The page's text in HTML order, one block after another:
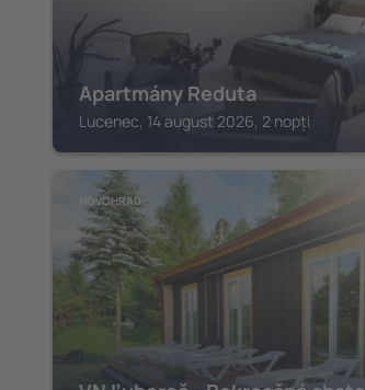
Apartmány Reduta
Lucenec, 14 august 2026, 2 nopți
NOVOHRAD